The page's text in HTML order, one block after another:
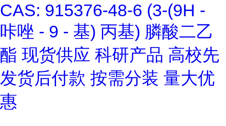
CAS: 915376-48-6 (3-(9H -
咔唑 - 9 - 基) 丙基) 膦酸二乙
酯 现货供应 科研产品 高校先
发货后付款 按需分装 量大优
惠